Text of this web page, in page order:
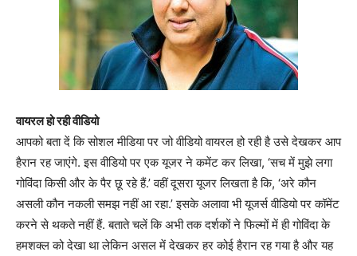
वायरल हो रही वीडियो
आपको बता दें कि सोशल मीडिया पर जो वीडियो वायरल हो रही है उसे देखकर आप
हैरान रह जाएंगे. इस वीडियो पर एक यूजर ने कमेंट कर लिखा, ‘सच में मुझे लगा
गोविंदा किसी और के पैर छू रहे हैं.’ वहीं दूसरा यूजर लिखता है कि, ‘अरे कौन
असली कौन नकली समझ नहीं आ रहा.’ इसके अलावा भी यूजर्स वीडियो पर कॉमेंट
करने से थकते नहीं हैं. बताते चलें कि अभी तक दर्शकों ने फिल्मों में ही गोविंदा के
हमशक्ल को देखा था लेकिन असल में देखकर हर कोई हैरान रह गया है और यह